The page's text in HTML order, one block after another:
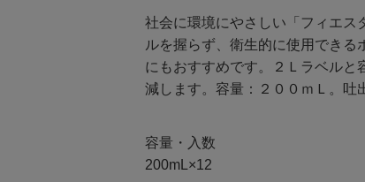
社会に環境にやさしい「フィエス
ルを握らず、衛生的に使用できる
にもおすすめです。２Ｌラベル
減します。容量：２００ｍＬ。吐
容量・入数
200mL×12